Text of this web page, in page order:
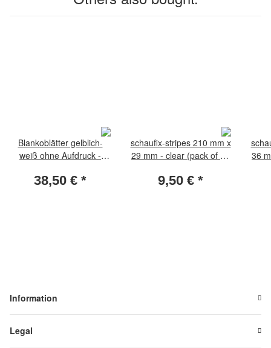
Blankoblätter gelblich-
weiß ohne Aufdruck -
38,50 € *
schaufix-stripes 210 mm x
29 mm - clear (pack of 25
9,50 € *
36
Information
Legal